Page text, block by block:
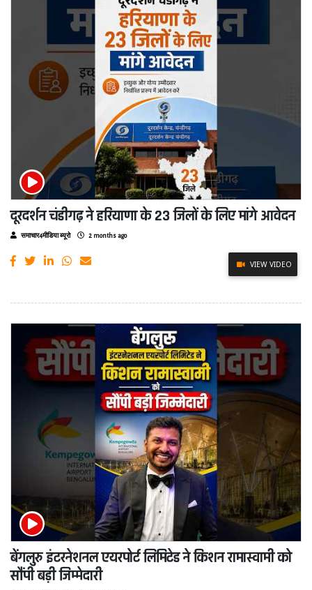
दूरदर्शन चंडीगढ़ ने हरियाणा के 23 जिलों के लिए मांगे आवेदन
समाचार4मीडिया ब्यूरो 2 months ago
VIEW VIDEO
बेंगलुरु इंटरनेशनल एयरपोर्ट लिमिटेड ने किशन रामास्वामी को
सौंपी बड़ी जिम्मेदारी